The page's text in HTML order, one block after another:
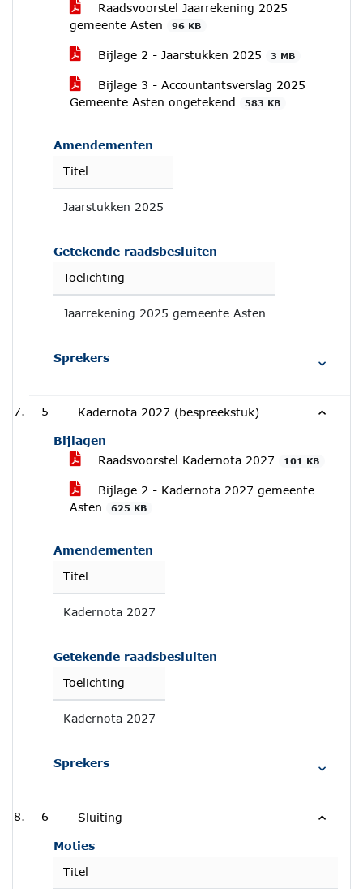
Raadsvoorstel Jaarrekening 2025
gemeente Asten
96 KB
Bijlage 2 - Jaarstukken 2025 3 MB
Bijlage 3 - Accountantsverslag 2025
Gemeente Asten ongetekend
583 KB
Amendementen
Titel
Jaarstukken 2025
Getekende raadsbesluiten
Toelichting
Jaarrekening 2025 gemeente Asten
Sprekers
5 Kadernota 2027 (bespreekstuk)
Bijlagen
Raadsvoorstel Kadernota 2027
101 KB
Bijlage 2 - Kadernota 2027 gemeente
Asten
625 KB
Amendementen
Titel
Kadernota 2027
Getekende raadsbesluiten
Toelichting
Kadernota 2027
Sprekers
6 Sluiting
Moties
Titel